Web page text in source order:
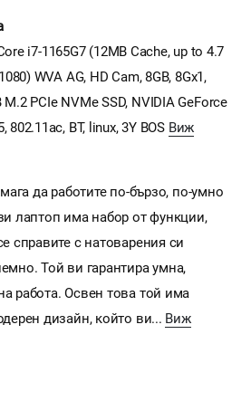
i7-1165G7 (12MB Cache, up to 4.7
WVA AG, HD Cam, 8GB, 8Gx1,
M.2 PCIe NVMe SSD, NVIDIA GeForce
802.11ac, BT, linux, 3Y BOS Виж
да работите по-бързо, по-умно
лаптоп има набор от функции,
справите с натоварения си
Той ви гарантира умна,
работа. Освен това той има
дизайн, който ви... Виж